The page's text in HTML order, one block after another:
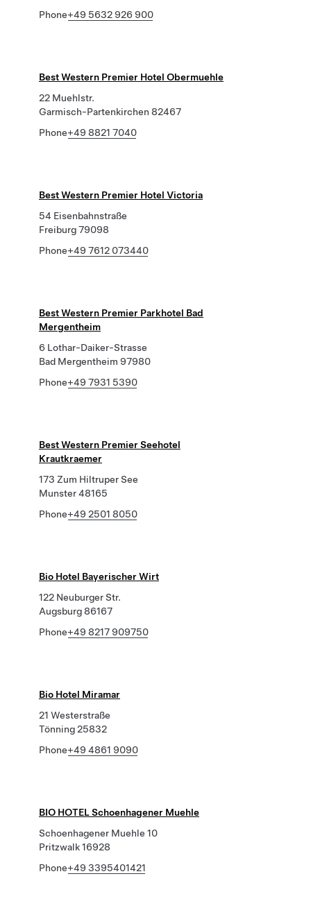
Phone+49 5632 926 900
Best Western Premier Hotel Obermuehle
22 Muehlstr.
Garmisch-Partenkirchen 82467
Phone+49 8821 7040
Best Western Premier Hotel Victoria
54 Eisenbahnstraße
Freiburg 79098
Phone+49 7612 073440
Best Western Premier Parkhotel Bad
Mergentheim
6 Lothar-Daiker-Strasse
Bad Mergentheim 97980
Phone+49 7931 5390
Best Western Premier Seehotel
Krautkraemer
173 Zum Hiltruper See
Munster 48165
Phone+49 2501 8050
Bio Hotel Bayerischer Wirt
122 Neuburger Str.
Augsburg 86167
Phone+49 8217 909750
Bio Hotel Miramar
21 Westerstraße
Tönning 25832
Phone+49 4861 9090
BIO HOTEL Schoenhagener Muehle
Schoenhagener Muehle 10
Pritzwalk 16928
Phone+49 3395401421